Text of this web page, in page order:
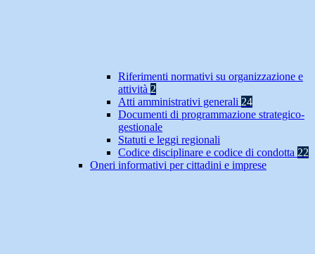
Riferimenti normativi su organizzazione e
attività 2
Atti amministrativi generali 24
Documenti di programmazione strategico-
gestionale
Statuti e leggi regionali
Codice disciplinare e codice di condotta 22
Oneri informativi per cittadini e imprese